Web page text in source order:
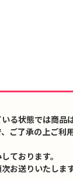
る状態では商品
ご了承の上ご利
ております。
お送りいたします